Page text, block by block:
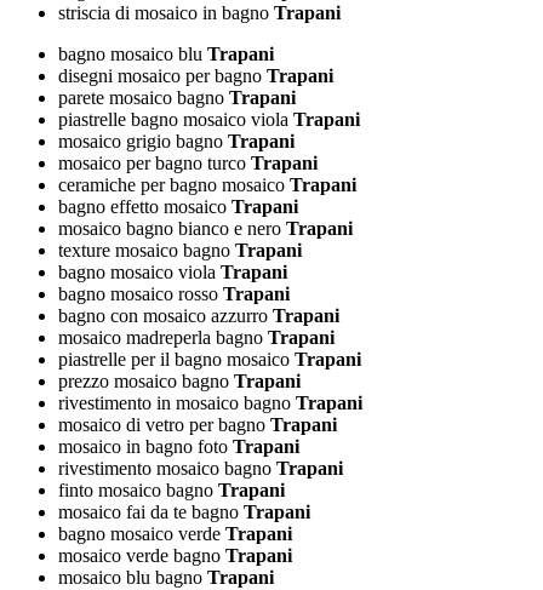
striscia di mosaico in bagno Trapani
bagno mosaico blu Trapani
disegni mosaico per bagno Trapani
parete mosaico bagno Trapani
piastrelle bagno mosaico viola Trapani
mosaico grigio bagno Trapani
mosaico per bagno turco Trapani
ceramiche per bagno mosaico Trapani
bagno effetto mosaico Trapani
mosaico bagno bianco e nero Trapani
texture mosaico bagno Trapani
bagno mosaico viola Trapani
bagno mosaico rosso Trapani
bagno con mosaico azzurro Trapani
mosaico madreperla bagno Trapani
piastrelle per il bagno mosaico Trapani
prezzo mosaico bagno Trapani
rivestimento in mosaico bagno Trapani
mosaico di vetro per bagno Trapani
mosaico in bagno foto Trapani
rivestimento mosaico bagno Trapani
finto mosaico bagno Trapani
mosaico fai da te bagno Trapani
bagno mosaico verde Trapani
mosaico verde bagno Trapani
mosaico blu bagno Trapani